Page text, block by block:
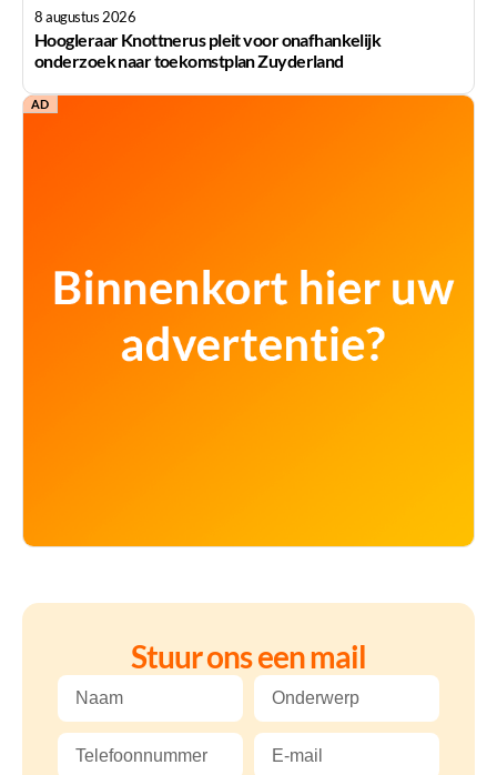
8 augustus 2026
Hoogleraar Knottnerus pleit voor onafhankelijk
onderzoek naar toekomstplan Zuyderland
AD
Stuur ons een mail